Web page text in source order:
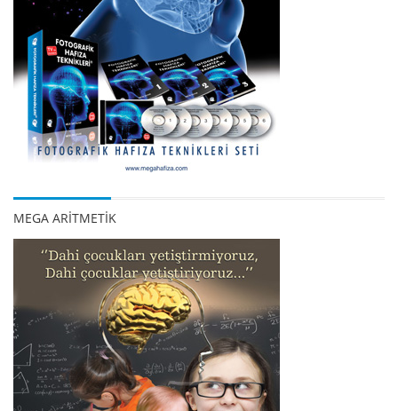
MEGA ARİTMETİK